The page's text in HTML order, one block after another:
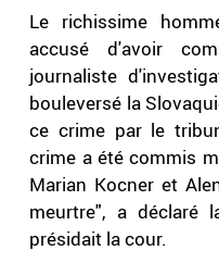
Le richissime
accusé d'avoir
journaliste
bouleversé la
ce crime par le
crime a été commis
Marian Kocner et
meurtre", a déclaré
présidait la cour.